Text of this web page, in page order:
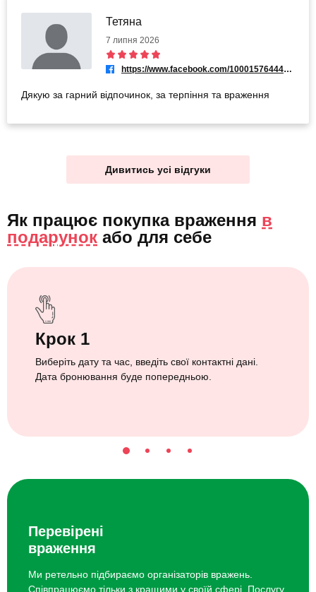
Тетяна
7 липня 2026
https://www.facebook.com/100015764442587
Дякую за гарний відпочинок, за терпіння та враження
Дивитись усі відгуки
Як працює покупка враження в
подарунок або для себе
Крок 1
Виберіть дату та час, введіть свої контактні дані.
Дата бронювання буде попередньою.
Перевірені
враження
Ми ретельно підбираємо організаторів вражень.
Співпрацюємо тільки з кращими у своїй сфері. Послугу